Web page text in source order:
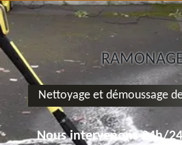
Nettoyage et démoussage
Nous intervenons 24h/